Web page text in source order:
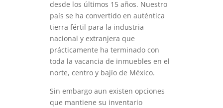
desde los últimos 15 años. Nuestro
país se ha convertido en auténtica
tierra fértil para la industria
nacional y extranjera que
prácticamente ha terminado con
toda la vacancia de inmuebles en el
norte, centro y bajío de México.
Sin embargo aun existen opciones
que mantiene su inventario